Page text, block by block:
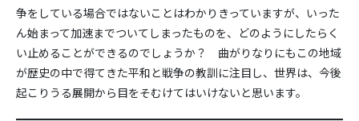
争をしている場合ではないことはわかりきっていますが、いった
ん始まって加速までついてしまったものを、どのようにしたらく
い止めることができるのでしょうか？ 曲がりなりにもこの地域
が歴史の中で得てきた平和と戦争の教訓に注目し、世界は、今後
起こりうる展開から目をそむけてはいけないと思います。